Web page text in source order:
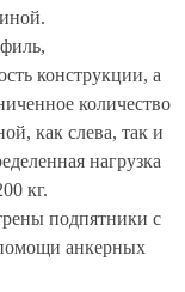
конструкции, а
количество
как слева, так и
нагрузка
кг.
подпятники с
анкерных